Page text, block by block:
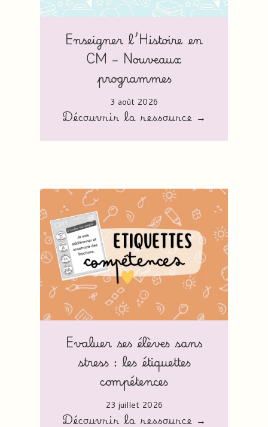
Enseigner l’Histoire en
CM – Nouveaux
programmes
3 août 2026
Découvrir la ressource →
Evaluer ses élèves sans
stress : les étiquettes
compétences
23 juillet 2026
Découvrir la ressource →